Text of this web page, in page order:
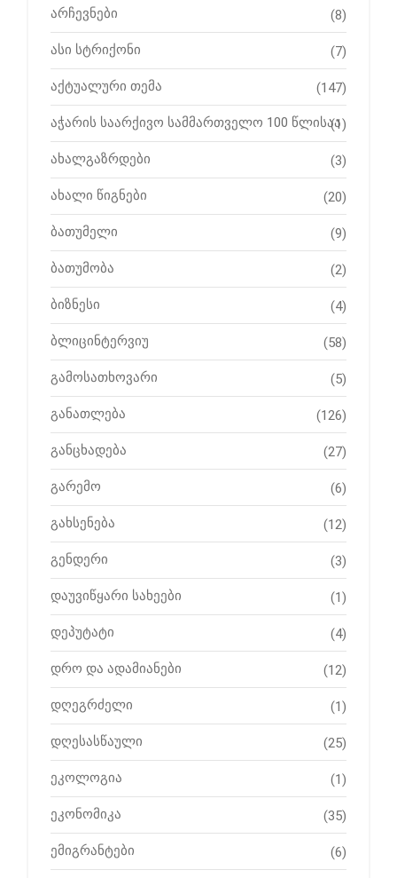
არჩევნები (8)
ასი სტრიქონი (7)
აქტუალური თემა (147)
აჭარის საარქივო სამმართველო 100 წლისაა
(1)
ახალგაზრდები (3)
ახალი წიგნები (20)
ბათუმელი (9)
ბათუმობა (2)
ბიზნესი (4)
ბლიცინტერვიუ (58)
გამოსათხოვარი (5)
განათლება (126)
განცხადება (27)
გარემო (6)
გახსენება (12)
გენდერი (3)
დაუვიწყარი სახეები (1)
დეპუტატი (4)
დრო და ადამიანები (12)
დღეგრძელი (1)
დღესასწაული (25)
ეკოლოგია (1)
ეკონომიკა (35)
ემიგრანტები (6)